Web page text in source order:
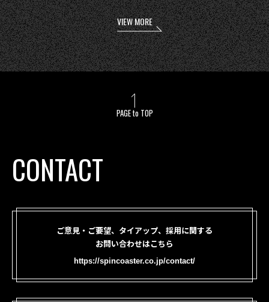
VIEW MORE
PAGE to TOP
CONTACT
ご意見・ご要望、タイアップ、採用に関する
お問い合わせはこちら
https://spincoaster.co.jp/contact/